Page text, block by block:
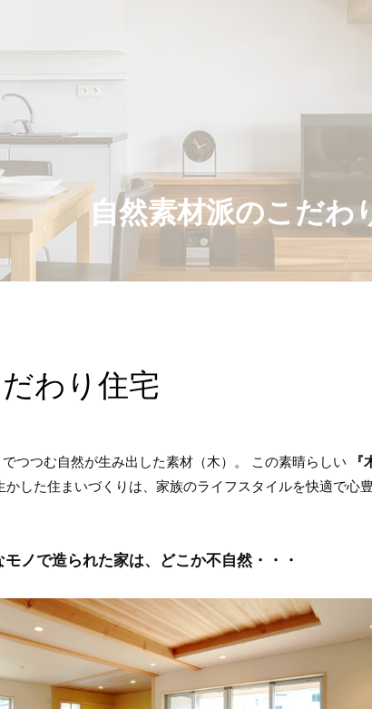
自然素材派のこだわ
わり住宅
つつむ自然が生み出した素材（木）。 この素晴らしい
かした住まいづくりは、家族のライフスタイルを快適で心
モノで造られた家は、どこか不自然・・・